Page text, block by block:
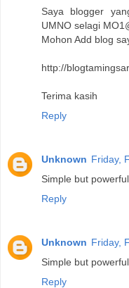
Saya blogger
UMNO selagi
Mohon Add blog
http://
Terima kasih
Reply
Unknown Friday,
Simple but
Reply
Unknown Friday,
Simple but
Reply